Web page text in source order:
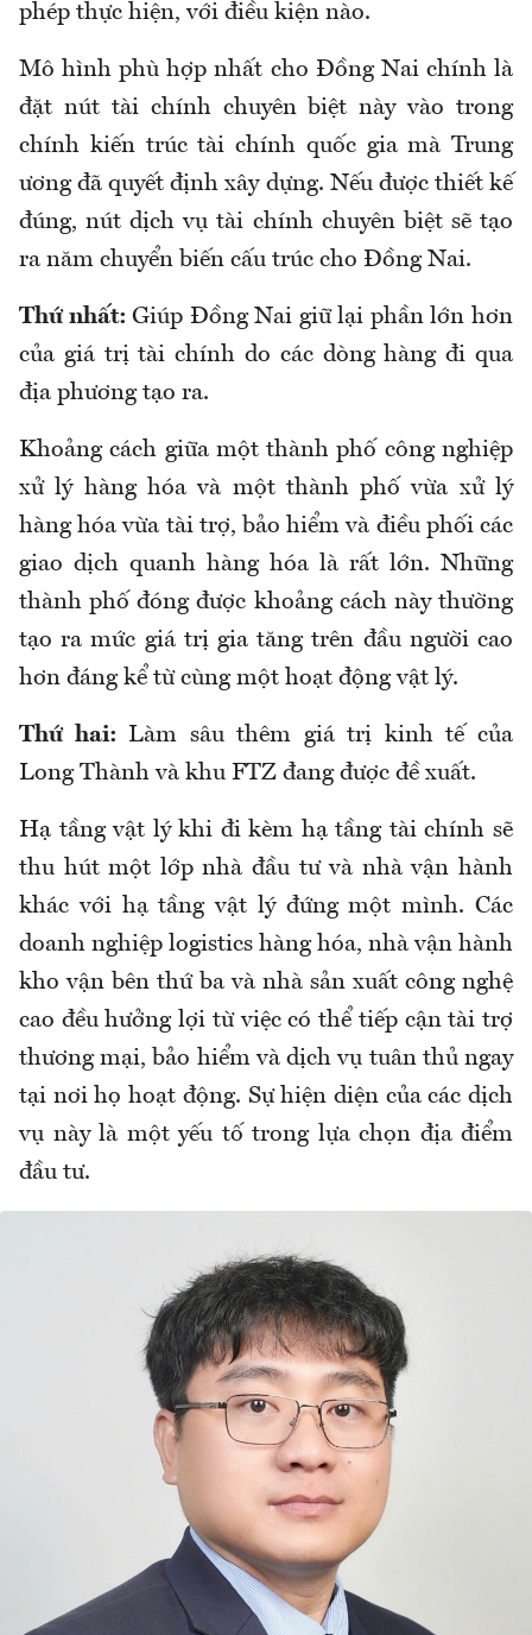
phép thực hiện, với điều kiện nào.
Mô hình phù hợp nhất cho Đồng Nai chínhlà
đặt nút tài chính chuyên biệt nàyvào trong
chính kiến trúc tài chính quốc gia mà Trung
ương đã quyết định xây dựng. Nếu được thiết kế
đúng, nút dịch vụtài chính chuyênbiệtsẽ tạo
ra năm chuyển biến cấu trúc cho Đồng Nai.
Thứ nhất:Giúp Đồng Nai giữ lại phần lớn hơn
của giá trị tài chính do các dòng hàng đi qua
địa phương tạo ra.
Khoảng cách giữa một thành phố công nghiệp
xử lý hàng hóa và một thành phố vừa xử lý
hàng hóa vừa tài trợ, bảo hiểm và điều phối các
giao dịch quanh hàng hóa là rất lớn. Những
thành phố đóng được khoảng cách này thường
tạo ra mức giá trị gia tăng trên đầu người cao
hơn đáng kể từ cùng một hoạt động vật lý.
Thứ hai: Làm sâu thêm giá trị kinh tế của
Long Thành và khu FTZ đang được đề xuất.
Hạ tầng vật lý khi đi kèm hạ tầng tài chính sẽ
thu hút một lớp nhà đầu tư và nhà vận hành
khác với hạ tầng vật lý đứng một mình. Các
doanh nghiệp logistics hàng hóa, nhà vận hành
kho vận bên thứ ba và nhà sản xuất công nghệ
cao đều hưởng lợi từ việc có thể tiếp cận tài trợ
thương mại, bảo hiểm và dịch vụ tuân thủ ngay
tại nơi họ hoạt động. Sự hiện diện của các dịch
vụ này là một yếu tố trong lựa chọn địa điểm
đầu tư.